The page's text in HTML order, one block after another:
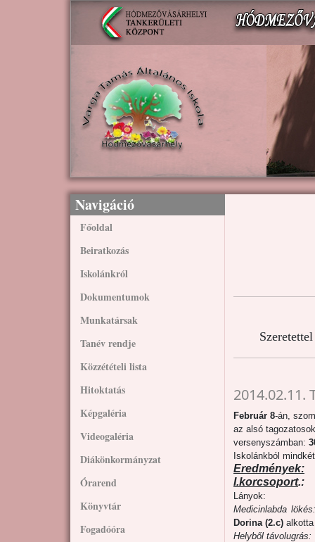
Ugrás a tartalomra
Navigáció
Főoldal
Beiratkozás
Iskolánkról
Dokumentumok
Munkatársak
Tanév rendje
Közzétételi lista
Hitoktatás
Képgaléria
Videogaléria
Diákönkormányzat
Órarend
Könyvtár
Fogadóóra
2014.02.11.
Február 8-án,
az alsó
versenyszámban:
Iskolánkból
Eredmények:
I.korcsoport.:
Lányok:
Medicinlabda
Dorina (2.c)
Helyből